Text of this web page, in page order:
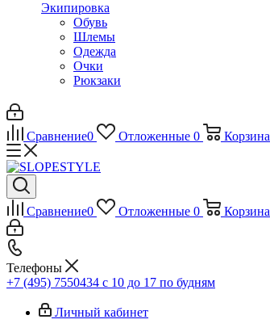
Экипировка
Обувь
Шлемы
Одежда
Очки
Рюкзаки
Сравнение0 Отложенные 0 Корзина
Сравнение0 Отложенные 0 Корзина
Телефоны
+7 (495) 7550434 с 10 до 17 по будням
Личный кабинет